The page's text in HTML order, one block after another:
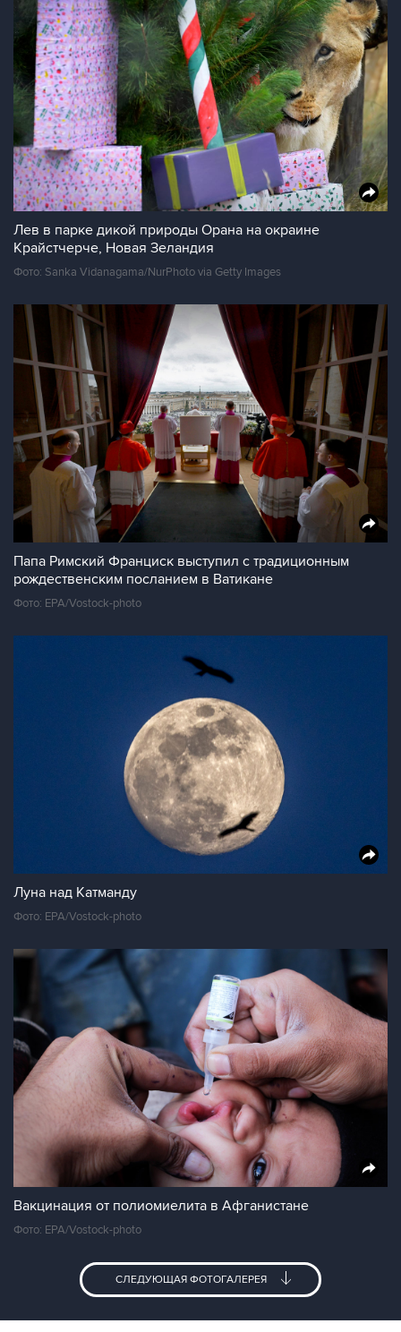
Лев в парке дикой природы Орана на окраине
Крайстчерче, Новая Зеландия
Фото: Sanka Vidanagama/NurPhoto via Getty Images
Папа Римский Франциск выступил с традиционным
рождественским посланием в Ватикане
Фото: EPA/Vostock-photo
Луна над Катманду
Фото: EPA/Vostock-photo
Вакцинация от полиомиелита в Афганистане
Фото: EPA/Vostock-photo
СЛЕДУЮЩАЯ ФОТОГАЛЕРЕЯ